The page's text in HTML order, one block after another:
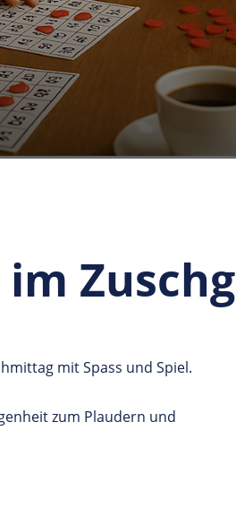
Zuschg
mit Spass und Spiel.
zum Plaudern und